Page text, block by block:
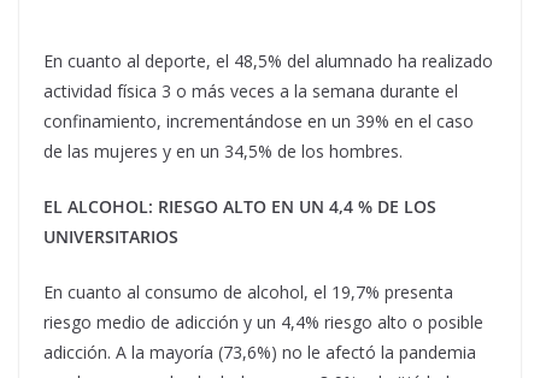
En cuanto al deporte, el 48,5% del alumnado ha realizado
actividad física 3 o más veces a la semana durante el
confinamiento, incrementándose en un 39% en el caso
de las mujeres y en un 34,5% de los hombres.
EL ALCOHOL: RIESGO ALTO EN UN 4,4 % DE LOS
UNIVERSITARIOS
En cuanto al consumo de alcohol, el 19,7% presenta
riesgo medio de adicción y un 4,4% riesgo alto o posible
adicción. A la mayoría (73,6%) no le afectó la pandemia